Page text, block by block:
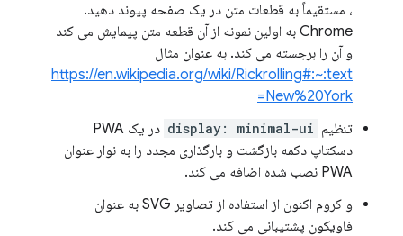
، مستقیماً به قطعات متن در یک صفحه پیوند دهید.
Chrome به اولین نمونه از آن قطعه متن پیمایش می کند
و آن را برجسته می کند. به عنوان مثال
https://en.wikipedia.org/wiki/Rickrolling#:~:text
=New%20York
تنظیم display: minimal-ui
در یک PWA
دسکتاپ دکمه بازگشت و بارگذاری مجدد را به نوار عنوان
PWA نصب شده اضافه می کند.
و کروم اکنون از استفاده از تصاویر SVG به عنوان
فاویکون پشتیبانی می کند.